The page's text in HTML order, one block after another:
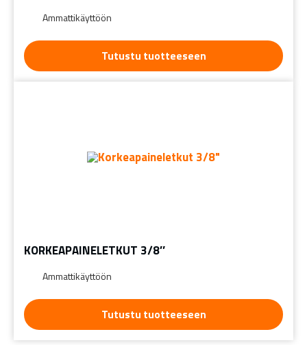
Ammattikäyttöön
Tutustu tuotteeseen
KORKEAPAINELETKUT 3/8″
Ammattikäyttöön
Tutustu tuotteeseen